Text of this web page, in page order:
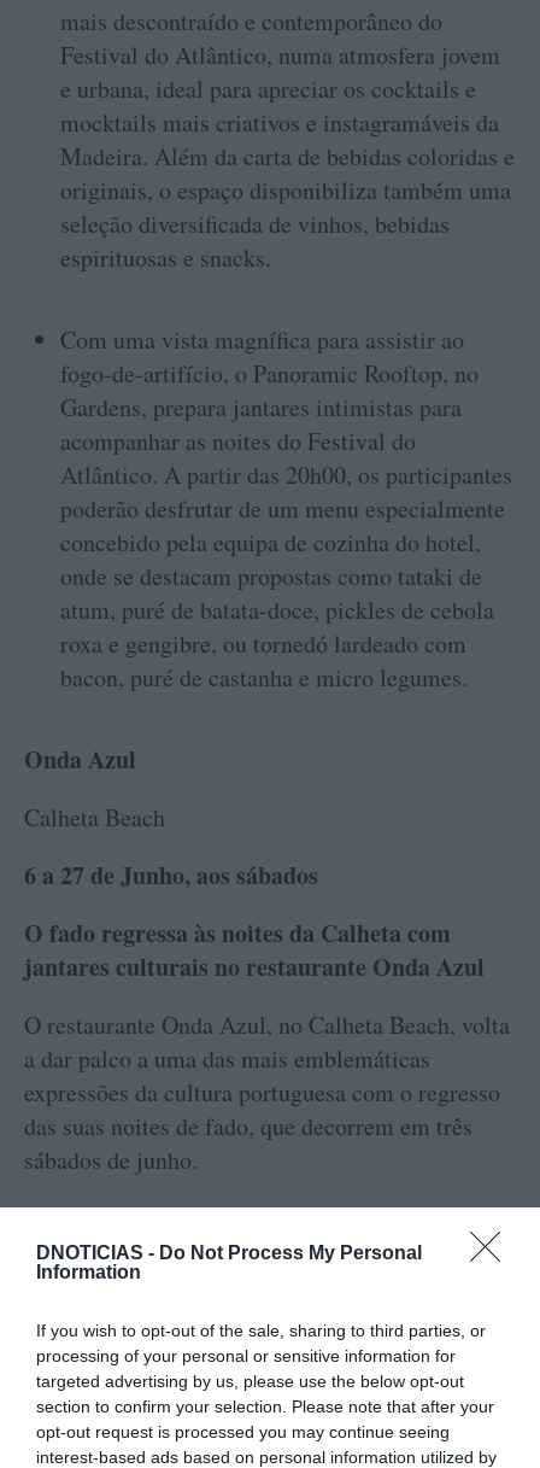
DNOTICIAS - Do Not Process My Personal
Information
If you wish to opt-out of the sale, sharing to third parties, or
processing of your personal or sensitive information for
targeted advertising by us, please use the below opt-out
section to confirm your selection. Please note that after your
opt-out request is processed you may continue seeing
interest-based ads based on personal information utilized by
mais descontraído e contemporâneo do
Festival do Atlântico, numa atmosfera jovem
e urbana, ideal para apreciar os cocktails e
mocktails mais criativos e instagramáveis da
Madeira. Além da carta de bebidas coloridas e
originais, o espaço disponibiliza também uma
seleção diversificada de vinhos, bebidas
espirituosas e snacks.
Com uma vista magnífica para assistir ao
fogo-de-artifício, o Panoramic Rooftop, no
Gardens, prepara jantares intimistas para
acompanhar as noites do Festival do
Atlântico. A partir das 20h00, os participantes
poderão desfrutar de um menu especialmente
concebido pela equipa de cozinha do hotel,
onde se destacam propostas como tataki de
atum, puré de batata-doce, pickles de cebola
roxa e gengibre, ou tornedó lardeado com
bacon, puré de castanha e micro legumes.
Onda Azul
Calheta Beach
6 a 27 de Junho, aos sábados
O fado regressa às noites da Calheta com
jantares culturais no restaurante Onda Azul
O restaurante Onda Azul, no Calheta Beach, volta
a dar palco a uma das mais emblemáticas
expressões da cultura portuguesa com o regresso
das suas noites de fado, que decorrem em três
sábados de junho.
portuguesa num ambiente intimista junto ao mar,
proporcionando uma experiência diferenciadora
tanto para residentes como para visitantes da
Madeira.